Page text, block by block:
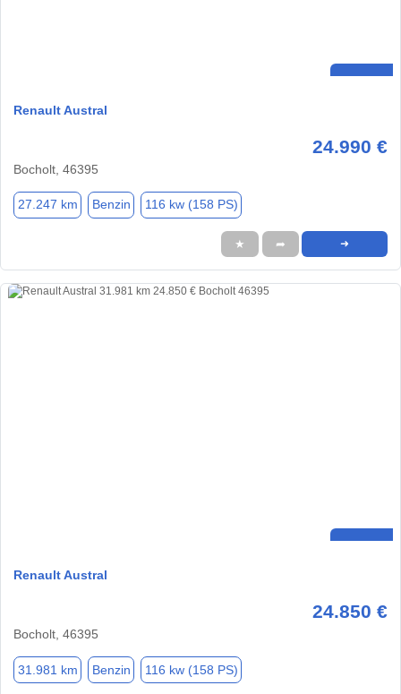
Renault Austral
24.990 €
Bocholt, 46395
27.247 km Benzin 116 kw (158 PS)
★ ➦ ➜
Renault Austral
24.850 €
Bocholt, 46395
31.981 km Benzin 116 kw (158 PS)